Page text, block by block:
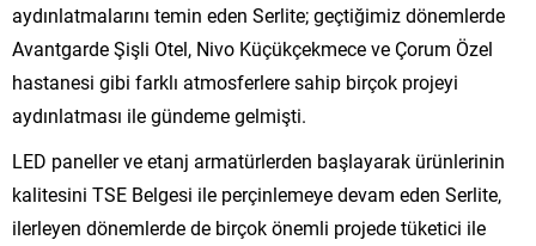
aydınlatmalarını temin eden Serlite; geçtiğimiz dönemlerde
Avantgarde Şişli Otel, Nivo Küçükçekmece ve Çorum Özel
hastanesi gibi farklı atmosferlere sahip birçok projeyi
aydınlatması ile gündeme gelmişti.
LED paneller ve etanj armatürlerden başlayarak ürünlerinin
kalitesini TSE Belgesi ile perçinlemeye devam eden Serlite,
ilerleyen dönemlerde de birçok önemli projede tüketici ile